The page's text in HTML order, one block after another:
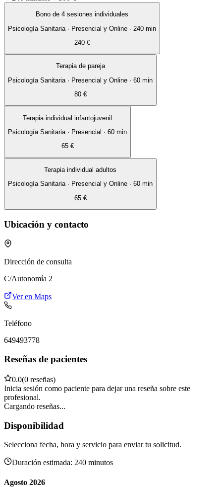
Bono de 4 sesiones individuales
Psicología Sanitaria · Presencial y Online · 240 min
240 €
Terapia de pareja
Psicología Sanitaria · Presencial y Online · 60 min
80 €
Terapia individual infantojuvenil
Psicología Sanitaria· Presencial · 60 min
65 €
Terapia individual adultos
Psicología Sanitaria· Presencial y Online · 60 min
65 €
Ubicación y contacto
Dirección de consulta
C/Autonomía 2
Ver en Maps
Teléfono
649493778
Reseñas de pacientes
0.0(0 reseñas)
Inicia sesión como paciente para dejar una reseña sobre este
profesional.
Cargando reseñas...
Disponibilidad
Selecciona fecha, hora y servicio para enviar tu solicitud.
Duración estimada: 240 minutos
Agosto 2026